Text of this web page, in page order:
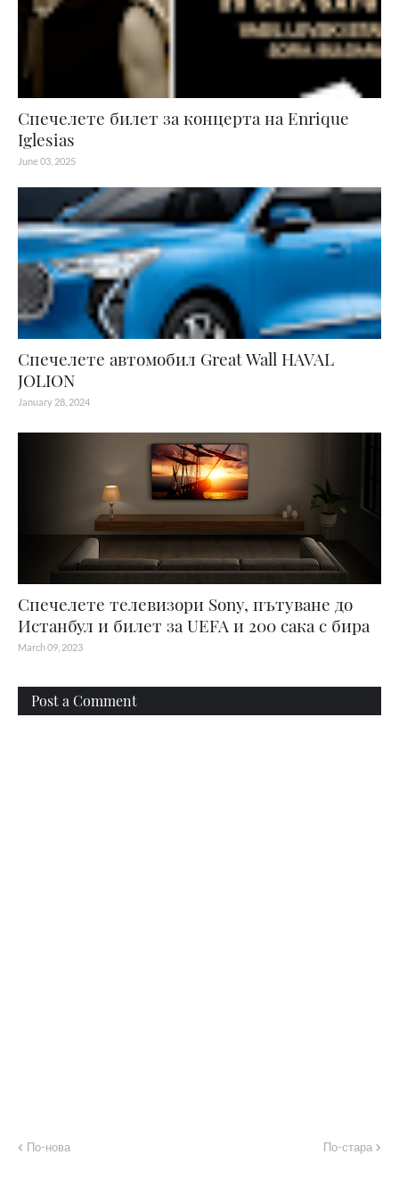
Спечелете билет за концерта на Enrique
Iglesias
June 03, 2025
Спечелете автомобил Great Wall HAVAL
JOLION
January 28, 2024
Спечелете телевизори Sony, пътуване до
Истанбул и билет за UEFA и 200 сака с бира
March 09, 2023
Post a Comment
По-нова По-стара